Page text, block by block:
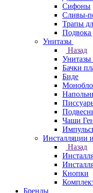
Сифоны
Сливы-
Трапы
Подвока
Унитазы
Назад
Унитазы
Бачки
Биде
Чаши
Инсталляции
Назад
Кнопки
Бренды